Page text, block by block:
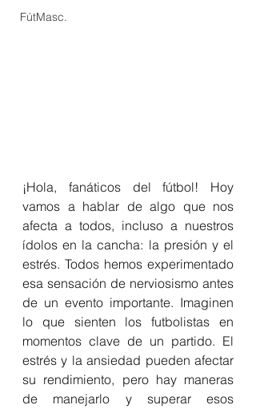
FútMasc.
¡Hola, fanáticos del fútbol! Hoy
vamos a hablar de algo que nos
afecta a todos, incluso a nuestros
ídolos en la cancha: la presión y el
estrés. Todos hemos experimentado
esa sensación de nerviosismo antes
de un evento importante. Imaginen
lo que sienten los futbolistas en
momentos clave de un partido. El
estrés y la ansiedad pueden afectar
su rendimiento, pero hay maneras
de manejarlo y superar esos